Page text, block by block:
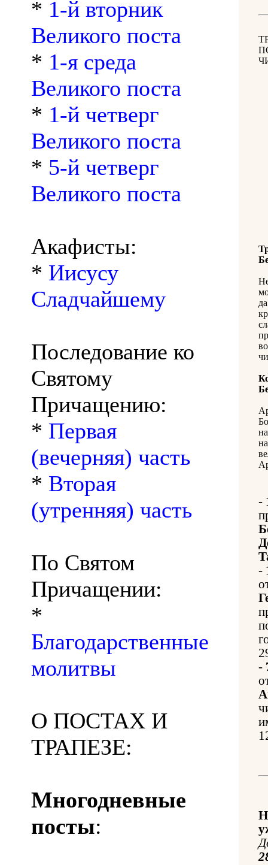
* 1-й вторник
Великого поста
* 1-я среда
Великого поста
* 1-й четверг
Великого поста
* 5-й четверг
Великого поста
Акафисты:
* Иисусу
Сладчайшему
Последование ко
Святому
Причащению:
* Первая
(вечерняя) часть
* Вторая
(утренняя) часть
По Святом
Причащении:
*
Благодарственные
молитвы
О ПОСТАХ И
ТРАПЕЗЕ:
Многодневные
посты:
-
-
-